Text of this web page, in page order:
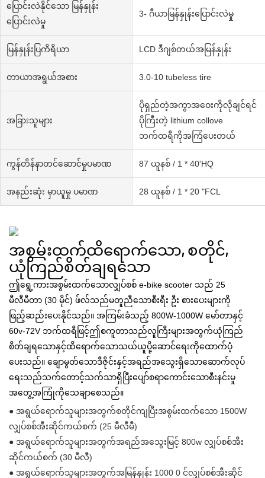
ပြောင်းလဲနိုင်သော မြန်နှုန်း
ပြောင်းလဲမှု
3- ဂီယာမြန်နှုန်းပြောင်းလဲမှု
မြန်နှုန်းပြကိရိယာ LCD ဒီဂျစ်တယ်အမြန်နှုန်း
တာယာအရွယ်အစား 3.0-10 tubeless tire
အခြားသူများ
ပိုရှည်တဲ့အကွာအဝေးကိုလိုချင်ရင်
ပိုကြီးတဲ့ lithium collove
ဘက်ထရီကိုအကြံပေးတယ်
ကွန်တိန်နာတင်ဆောင်မှုပမာဏ 87 ယူနစ် / 1 * 40'HQ
အနည်းဆုံး မှာယူမှု ပမာဏ 28 ယူနစ် / 1 * 20 "FCL
အစွမ်းထက်ထိရောက်သော, စတိုင်,
ယုံကြည်စိတ်ချရသော
ဤရွေ့ကားအစွမ်းထက်သောလျှပ်စစ် e-bike scooter သည် 25
မီလီမီတာ (30 မိုင်) ဖ်လ်သည်မတူညီသောစီးရီး ဦး စားပေးများကို
ဖြည့်ဆည်းပေးနိုင်သည်။ အကြမ်းခံသည့် 800W-1000W မော်တာနှင့်
60v-72V ဘက်ထရီဖြင့်ဤစကူတာသည်လူကြီးများအတွက်ယုံကြည်
စိတ်ချရသောနှင့်ထိရောက်သောသယ်ယူပို့ဆောင်ရေးကိုထောက်ပံ့
ပေးသည်။ ချောမွတ်သောဒီဇိုင်းနှင့်အရည်အသွေးရှိသောဆောက်လုပ်
ရေးသည်သက်တောင့်သက်သာရှိပြီးပျော်စရာကောင်းသောစီးနင်းမှု
အတွေ့အကြုံကိုသေချာစေသည်။
● အရွယ်ရောက်သူများအတွက်စတိုင်ကျပြီးအစွမ်းထက်သော 1500W
လျှပ်စစ်အီးဆိုင်ကယ်စက် (25 မီလီမီ)
● အရွယ်ရောက်သူများအတွက်အရည်အသွေးမြင့် 800w လျှပ်စစ်အီး
ဆိုင်ကယ်စက် (30 မီလီ)
● အရွယ်ရောက်သူများအတွက်အမြန်နှုန်း 1000 0 င်လျှပ်စစ်အီးဆိုင်